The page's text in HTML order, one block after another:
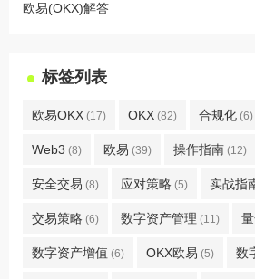
欧易(OKX)解答
标签列表
欧易OKX (17) OKX (82) 合规化 (6)
Web3 (8) 欧易 (39) 操作指南 (12)
安全交易 (8) 应对策略 (5) 实战指
交易策略 (6) 数字资产管理 (11)
数字资产增值 (6) OKX欧易 (5) 数